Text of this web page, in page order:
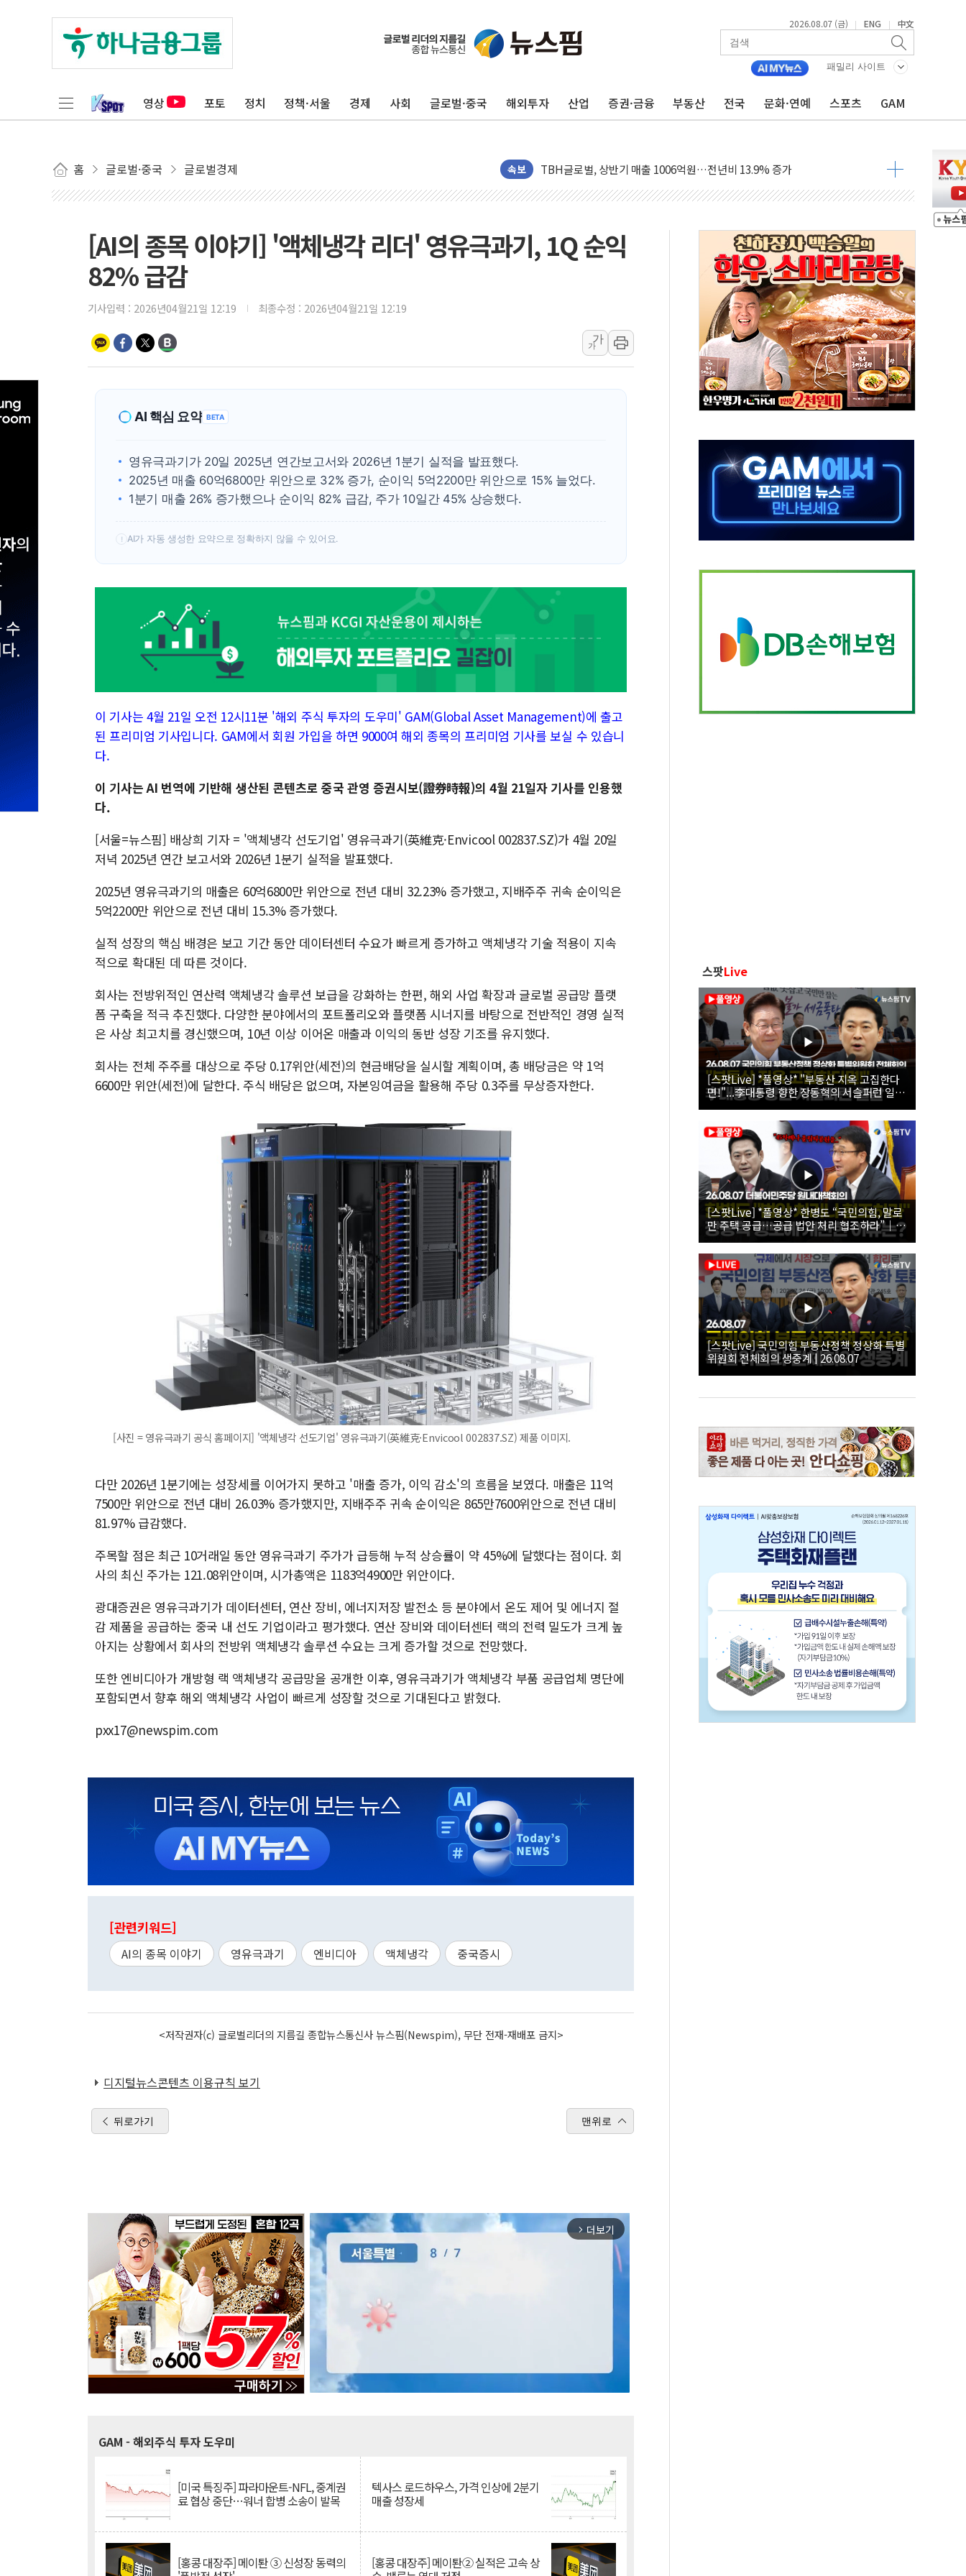
2026.08.07 (금) | ENG | 中文
패밀리 사이트
영상 포토 정치 정책·서울 경제 사회 글로벌·중국 해외투자 산업 증권·금융 부동산 전국 문화·연예 스포츠 GAM
홈 글로벌·중국 글로벌경제 속보
한병도 "국민의힘, 말로만 주택 공급…도시정비법·주택법 등 처리 협조하라"
금투협, ChatGPT로 투자 웹리포트 만든다…AI 금융데이터 분석 과정 개설
李대통령, 진급 장성들에게 "내란으로 훼손된 군 신뢰 회복해야"
AI 메모리 향한 뜨거운 관심…SK하이닉스, FMS서 '풀스택' 기술력 과시
건설 불황 속 내실 다진 한샘…B2B 확장으로 성장동력 확보
현대지에프홀딩스, 자사주 1000억 연내 소각…2분기 영업익 853억
관광객 3000만명 목표인데…외국인 숙박 부가세 환급 앞당겨 종료
[뉴스핌 이 시각 PICK] 축구협회 성접대 기간, 대표팀 무패 外
美 정보 당국 "푸틴, 몇 년 내 NATO 결속력 시험하려 한정적 침공 가능성"
인도, 바이오가스 생산에 3.5조원 투입키로...'에너지 자립' 일환
서울시, 정비사업으로 주택 36% 늘었다...공급부족 전 시장 규제 탓 커
신인류콘텐츠, 핀란드 AI 기업 Audission Oy와 운영 파트너십 체결
"일부 존치" vs "전면 개발"…서리풀2구역 갈등, 협의 테이블에
[AI 카드뉴스] 기후변화가 바꾼 대한민국 여름
[AI의 종목 이야기] '액체냉각 리더' 영유극과기, 1Q 순익
82% 급감
기사입력 : 2026년04월21일 12:19 최종수정 : 2026년04월21일 12:19
가
가
AI 핵심 요약 BETA
영유극과기가 20일 2025년 연간보고서와 2026년 1분기 실적을 발표했다.
2025년 매출 60억6800만 위안으로 32% 증가, 순이익 5억2200만 위안으로 15% 늘었다.
1분기 매출 26% 증가했으나 순이익 82% 급감, 주가 10일간 45% 상승했다.
! AI가 자동 생성한 요약으로 정확하지 않을 수 있어요.
이 기사는 4월 21일 오전 12시11분 '해외 주식 투자의 도우미' GAM(Global Asset Management)에 출고
된 프리미엄 기사입니다. GAM에서 회원 가입을 하면 9000여 해외 종목의 프리미엄 기사를 보실 수 있습니
다.
이 기사는 AI 번역에 기반해 생산된 콘텐츠로 중국 관영 증권시보(證券時報)의 4월 21일자 기사를 인용했
다.
[서울=뉴스핌] 배상희 기자 = '액체냉각 선도기업' 영유극과기(英維克·Envicool 002837.SZ)가 4월 20일
저녁 2025년 연간 보고서와 2026년 1분기 실적을 발표했다.
2025년 영유극과기의 매출은 60억6800만 위안으로 전년 대비 32.23% 증가했고, 지배주주 귀속 순이익은
5억2200만 위안으로 전년 대비 15.3% 증가했다.
실적 성장의 핵심 배경은 보고 기간 동안 데이터센터 수요가 빠르게 증가하고 액체냉각 기술 적용이 지속
적으로 확대된 데 따른 것이다.
회사는 전방위적인 연산력 액체냉각 솔루션 보급을 강화하는 한편, 해외 사업 확장과 글로벌 공급망 플랫
폼 구축을 적극 추진했다. 다양한 분야에서의 포트폴리오와 플랫폼 시너지를 바탕으로 전반적인 경영 실적
은 사상 최고치를 경신했으며, 10년 이상 이어온 매출과 이익의 동반 성장 기조를 유지했다.
회사는 전체 주주를 대상으로 주당 0.17위안(세전)의 현금배당을 실시할 계획이며, 총 배당금은 약 1억
6600만 위안(세전)에 달한다. 주식 배당은 없으며, 자본잉여금을 활용해 주당 0.3주를 무상증자한다.
[사진 = 영유극과기 공식 홈페이지] '액체냉각 선도기업' 영유극과기(英維克·Envicool 002837.SZ) 제품 이미지.
다만 2026년 1분기에는 성장세를 이어가지 못하고 '매출 증가, 이익 감소'의 흐름을 보였다. 매출은 11억
7500만 위안으로 전년 대비 26.03% 증가했지만, 지배주주 귀속 순이익은 865만7600위안으로 전년 대비
81.97% 급감했다.
주목할 점은 최근 10거래일 동안 영유극과기 주가가 급등해 누적 상승률이 약 45%에 달했다는 점이다. 회
사의 최신 주가는 121.08위안이며, 시가총액은 1183억4900만 위안이다.
광대증권은 영유극과기가 데이터센터, 연산 장비, 에너지저장 발전소 등 분야에서 온도 제어 및 에너지 절
감 제품을 공급하는 중국 내 선도 기업이라고 평가했다. 연산 장비와 데이터센터 랙의 전력 밀도가 크게 높
아지는 상황에서 회사의 전방위 액체냉각 솔루션 수요는 크게 증가할 것으로 전망했다.
또한 엔비디아가 개방형 랙 액체냉각 공급망을 공개한 이후, 영유극과기가 액체냉각 부품 공급업체 명단에
포함되면서 향후 해외 액체냉각 사업이 빠르게 성장할 것으로 기대된다고 밝혔다.
pxx17@newspim.com
[관련키워드]
AI의 종목 이야기 영유극과기 엔비디아 액체냉각 중국증시
<저작권자(c) 글로벌리더의 지름길 종합뉴스통신사 뉴스핌(Newspim), 무단 전재-재배포 금지>
디지털뉴스콘텐츠 이용규칙 보기
뒤로가기 맨위로
arrow_forward_ios 더보기
GAM - 해외주식 투자 도우미
[미국 특징주] 파라마운트-NFL, 중계권
료 협상 중단…워너 합병 소송이 발목
텍사스 로드하우스, 가격 인상에 2분기
매출 성장세
[홍콩 대장주] 메이퇀 ③ 신성장 동력의 [홍콩 대장주] 메이퇀② 실적은 고속 상
스팟Live
[스팟Live] *풀영상* "부동산 지옥 고집한다
면!"...李대통령 향한 장동혁의 서슬퍼런 일갈
| 26.08.07 국민의힘 부동산정책 정상화 특별
위원회 전체회의
[스팟Live] *풀영상* 한병도 “국민의힘, 말로
만 주택 공급…공급 법안 처리 협조하라”｜
26.08.07 더불어민주당 원내대책회의
[스팟Live] 국민의힘 부동산정책 정상화 특별
위원회 전체회의 생중계 | 26.08.07